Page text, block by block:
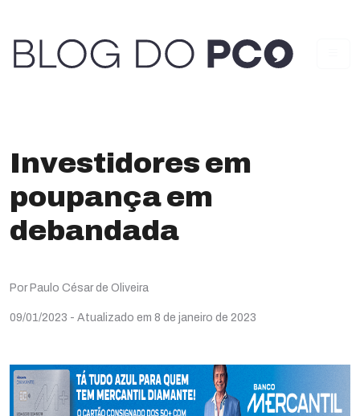
Investidores em
poupança em
debandada
Por Paulo César de Oliveira
09/01/2023 - Atualizado em 8 de janeiro de 2023